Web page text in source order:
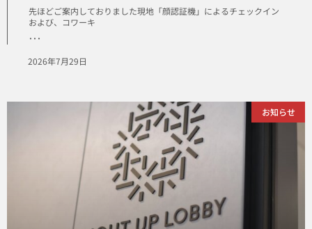
先ほどご案内しておりました現地「顔認証機」によるチェックイン
および、コワーキ
･･･
2026年7月29日
お知らせ